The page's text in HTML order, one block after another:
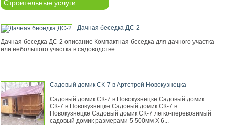
Строительные услуги
Дачная беседка ДС-2
Дачная беседка ДС-2 описание Компактная беседка для дачного участка
или небольшого участка в садоводстве. ...
Садовый домик СК-7 в Артстрой Новокузнецка
Садовый домик СК-7 в Новокузнецке Садовый домик
СК-7 в Новокузнецке Садовый домик СК-7 в
Новокузнецке Садовый домик СК-7 легко-перевозимый
садовый домик размерами 5 500мм Х 6...